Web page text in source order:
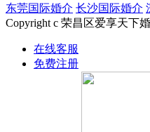
东莞国际婚介 长沙国际婚介
Copyright c 荣昌区爱享天下
在线客服
免费注册